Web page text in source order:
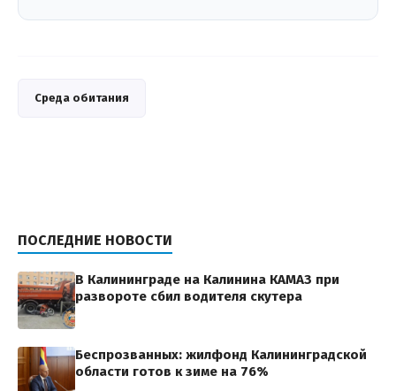
Среда обитания
ПОСЛЕДНИЕ НОВОСТИ
В Калининграде на Калинина КАМАЗ при
развороте сбил водителя скутера
Беспрозванных: жилфонд Калининградской
области готов к зиме на 76%